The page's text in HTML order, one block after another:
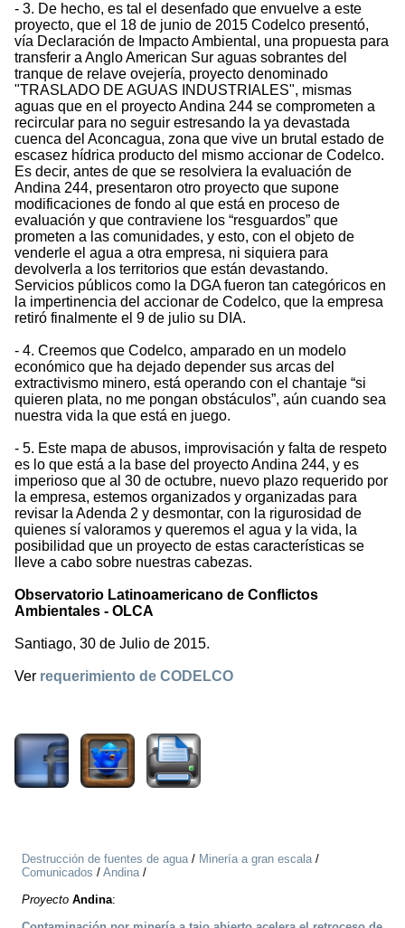
- 3. De hecho, es tal el desenfado que envuelve a este
proyecto, que el 18 de junio de 2015 Codelco presentó,
vía Declaración de Impacto Ambiental, una propuesta para
transferir a Anglo American Sur aguas sobrantes del
tranque de relave ovejería, proyecto denominado
"TRASLADO DE AGUAS INDUSTRIALES", mismas
aguas que en el proyecto Andina 244 se comprometen a
recircular para no seguir estresando la ya devastada
cuenca del Aconcagua, zona que vive un brutal estado de
escasez hídrica producto del mismo accionar de Codelco.
Es decir, antes de que se resolviera la evaluación de
Andina 244, presentaron otro proyecto que supone
modificaciones de fondo al que está en proceso de
evaluación y que contraviene los “resguardos” que
prometen a las comunidades, y esto, con el objeto de
venderle el agua a otra empresa, ni siquiera para
devolverla a los territorios que están devastando.
Servicios públicos como la DGA fueron tan categóricos en
la impertinencia del accionar de Codelco, que la empresa
retiró finalmente el 9 de julio su DIA.
- 4. Creemos que Codelco, amparado en un modelo
económico que ha dejado depender sus arcas del
extractivismo minero, está operando con el chantaje “si
quieren plata, no me pongan obstáculos”, aún cuando sea
nuestra vida la que está en juego.
- 5. Este mapa de abusos, improvisación y falta de respeto
es lo que está a la base del proyecto Andina 244, y es
imperioso que al 30 de octubre, nuevo plazo requerido por
la empresa, estemos organizados y organizadas para
revisar la Adenda 2 y desmontar, con la rigurosidad de
quienes sí valoramos y queremos el agua y la vida, la
posibilidad que un proyecto de estas características se
lleve a cabo sobre nuestras cabezas.
Observatorio Latinoamericano de Conflictos
Ambientales - OLCA
Santiago, 30 de Julio de 2015.
Ver requerimiento de CODELCO
Destrucción de fuentes de agua/ Minería a gran escala/
Comunicados / Andina/
Proyecto Andina: